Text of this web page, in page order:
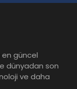
en güncel
dünyadan son
ve daha